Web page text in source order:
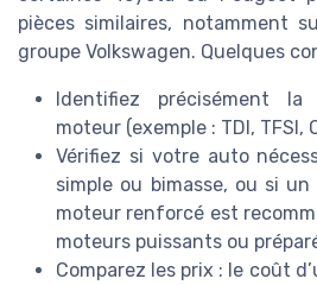
pièces similaires, notamment
groupe Volkswagen. Quelques
Identifiez précisément
moteur (exemple : TDI, TFSI,
Vérifiez si votre auto
simple ou bimasse, ou si
moteur renforcé est
moteurs puissants ou
Comparez les prix : le coût